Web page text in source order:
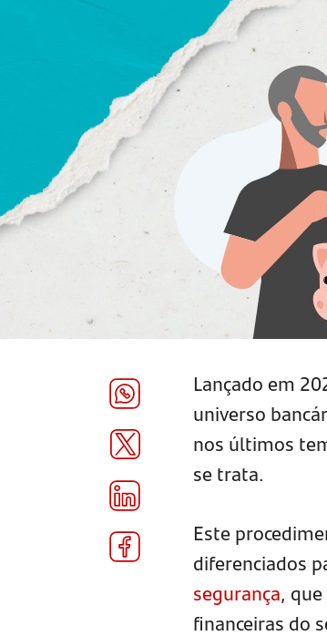
Lançado em
universo
nos últimos
se trata.
Este
diferenciados
segurança,
financeiras do